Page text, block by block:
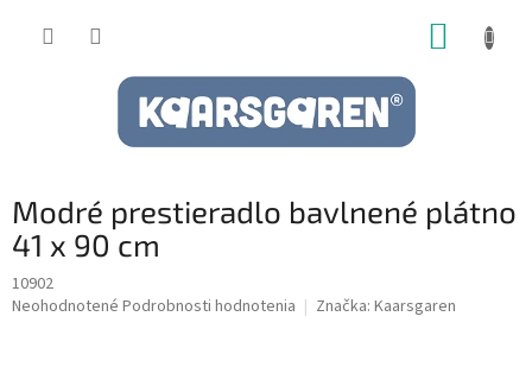
Modré prestieradlo bavlnené plátno
41 x 90 cm
10902
Priemerné
Neohodnotené Podrobnosti hodnotenia Značka: Kaarsgaren